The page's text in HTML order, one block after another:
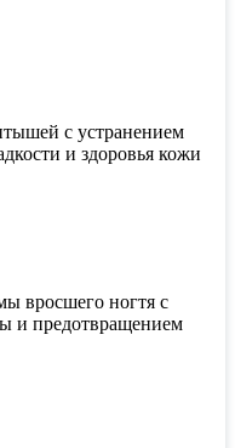
с устранением
и здоровья кожи
вросшего ногтя с
и предотвращением